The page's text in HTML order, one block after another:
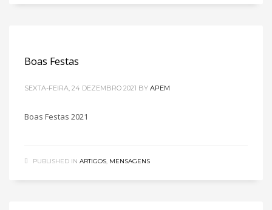
Boas Festas
SEXTA-FEIRA, 24 DEZEMBRO 2021 BY APEM
Boas Festas 2021
PUBLISHED IN ARTIGOS, MENSAGENS